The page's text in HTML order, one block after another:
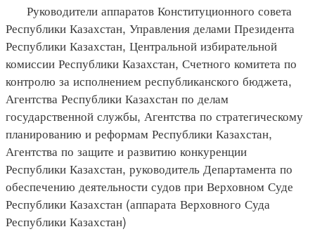
Руководители аппаратов Конституционного совета
Республики Казахстан, Управления делами Президента
Республики Казахстан, Центральной избирательной
комиссии Республики Казахстан, Счетного комитета по
контролю за исполнением республиканского бюджета,
Агентства Республики Казахстан по делам
государственной службы, Агентства по стратегическому
планированию и реформам Республики Казахстан,
Агентства по защите и развитию конкуренции
Республики Казахстан, руководитель Департамента по
обеспечению деятельности судов при Верховном Суде
Республики Казахстан (аппарата Верховного Суда
Республики Казахстан)